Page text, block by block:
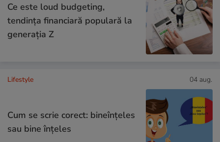
Ce este loud budgeting,
tendința financiară populară la
generația Z
Lifestyle 04 aug.
Cum se scrie corect: bineînțeles
sau bine înțeles